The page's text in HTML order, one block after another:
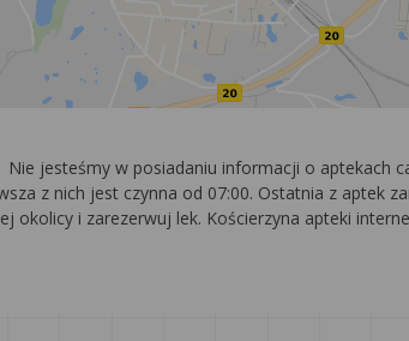
jesteśmy w posiadaniu informacji o aptekach
z nich jest czynna od 07:00. Ostatnia z aptek
okolicy i zarezerwuj lek. Kościerzyna apteki